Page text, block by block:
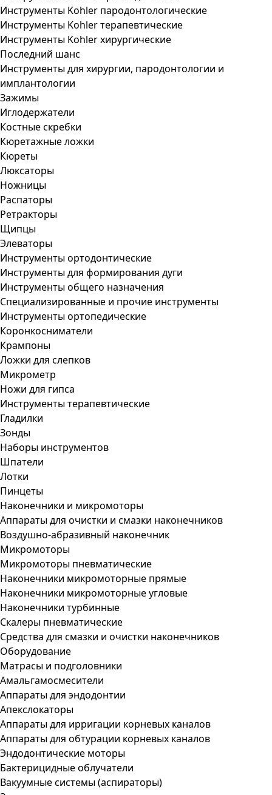
Инструменты Kohler пародонтологические
Инструменты Kohler терапевтические
Инструменты Kohler хирургические
Последний шанс
Инструменты для хирургии, пародонтологии и
имплантологии
Зажимы
Иглодержатели
Костные скребки
Кюретажные ложки
Кюреты
Люксаторы
Ножницы
Распаторы
Ретракторы
Щипцы
Элеваторы
Инструменты ортодонтические
Инструменты для формирования дуги
Инструменты общего назначения
Специализированные и прочие инструменты
Инструменты ортопедические
Коронкосниматели
Крампоны
Ложки для слепков
Микрометр
Ножи для гипса
Инструменты терапевтические
Гладилки
Зонды
Наборы инструментов
Шпатели
Лотки
Пинцеты
Наконечники и микромоторы
Аппараты для очистки и смазки наконечников
Воздушно-абразивный наконечник
Микромоторы
Микромоторы пневматические
Наконечники микромоторные прямые
Наконечники микромоторные угловые
Наконечники турбинные
Скалеры пневматические
Средства для смазки и очистки наконечников
Оборудование
Матрасы и подголовники
Амальгамосмесители
Аппараты для эндодонтии
Апекслокаторы
Аппараты для ирригации корневых каналов
Аппараты для обтурации корневых каналов
Эндодонтические моторы
Бактерицидные облучатели
Вакуумные системы (аспираторы)